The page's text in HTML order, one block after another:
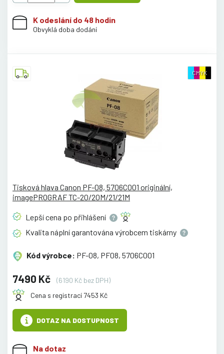
K odeslání do 48 hodin
Obvyklá doba dodání
CMYK
Tisková hlava Canon PF-08, 5706C001 originální,
imagePROGRAF TC-20/20M/21/21M
Lepší cena po přihlášení
Kvalita náplní garantována výrobcem tiskárny
Kód výrobce: PF-08, PF08, 5706C001
7490 Kč
(6190 Kč bez DPH)
Cena s registrací 7453 Kč
DOTAZ NA DOSTUPNOST
Na dotaz